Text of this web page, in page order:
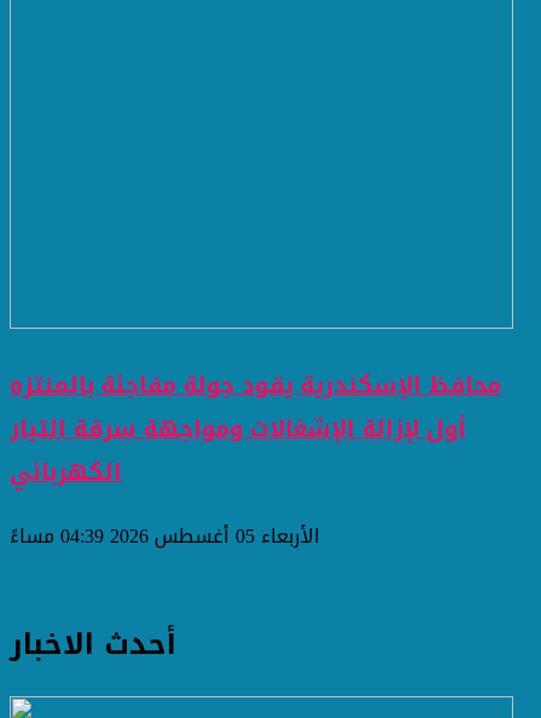
محافظ الإسكندرية يقود جولة مفاجئة بالمنتزه
أول لإزالة الإشغالات ومواجهة سرقة التيار
الكهربائي
الأربعاء 05 أغسطس 2026 04:39 مساءً
أحدث الاخبار